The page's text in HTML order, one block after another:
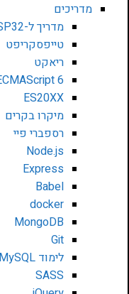
מדריכים
מדריך ל-ESP32 לילדים ולהורים מאפס
טייפסקריפט
ריאקט
6
ES20XX
מיקרו בקרים
רספברי פיי
Node.js
Express
Babel
docker
MongoDB
Git
לימוד MySQL
SASS